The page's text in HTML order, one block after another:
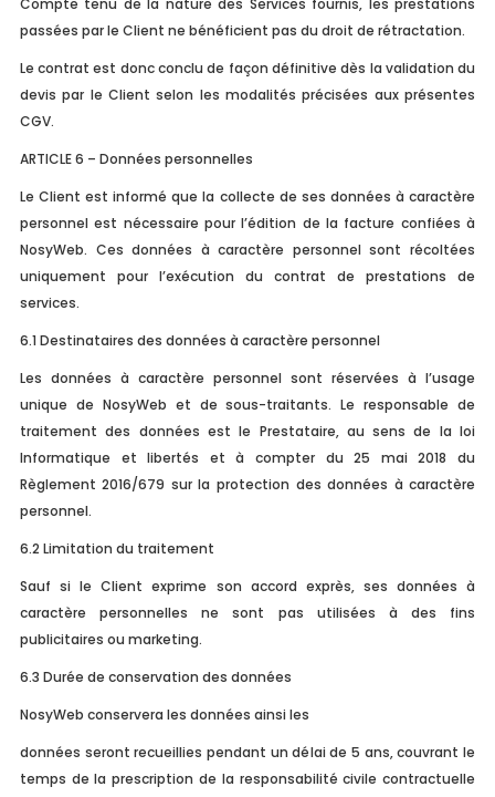
Compte tenu de la nature des Services fournis, les prestations
passées par le Client ne bénéficient pas du droit de rétractation.
Le contrat est donc conclu de façon définitive dès la validation du
devis par le Client selon les modalités précisées aux présentes
CGV.
ARTICLE 6 – Données personnelles
Le Client est informé que la collecte de ses données à caractère
personnel est nécessaire pour l’édition de la facture confiées à
NosyWeb. Ces données à caractère personnel sont récoltées
uniquement pour l’exécution du contrat de prestations de
services.
6.1 Destinataires des données à caractère personnel
Les données à caractère personnel sont réservées à l’usage
unique de NosyWeb et de sous-traitants. Le responsable de
traitement des données est le Prestataire, au sens de la loi
Informatique et libertés et à compter du 25 mai 2018 du
Règlement 2016/679 sur la protection des données à caractère
personnel.
6.2 Limitation du traitement
Sauf si le Client exprime son accord exprès, ses données à
caractère personnelles ne sont pas utilisées à des fins
publicitaires ou marketing.
6.3 Durée de conservation des données
NosyWeb conservera les données ainsi les
données seront recueillies pendant un délai de 5 ans, couvrant le
temps de la prescription de la responsabilité civile contractuelle